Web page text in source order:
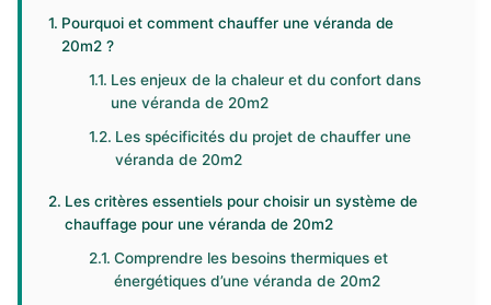
Pourquoi et comment chauffer une véranda de
20m2 ?
Les enjeux de la chaleur et du confort dans
une véranda de 20m2
Les spécificités du projet de chauffer une
véranda de 20m2
Les critères essentiels pour choisir un système de
chauffage pour une véranda de 20m2
Comprendre les besoins thermiques et
énergétiques d’une véranda de 20m2